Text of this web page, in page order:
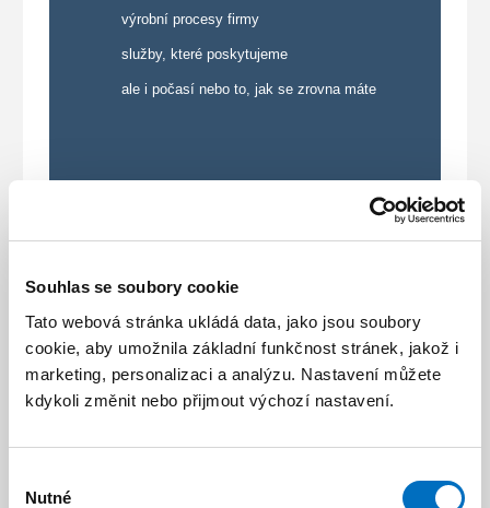
Souhlas se soubory cookie
Tato webová stránka ukládá data, jako jsou soubory
cookie, aby umožnila základní funkčnost stránek, jakož i
marketing, personalizaci a analýzu. Nastavení můžete
kdykoli změnit nebo přijmout výchozí nastavení.
souhlasu
Nutné
výrobní procesy firmy
služby, které poskytujeme
ale i počasí nebo to, jak se zrovna máte
+420 725 178 125
Milan Kubásek
Technik